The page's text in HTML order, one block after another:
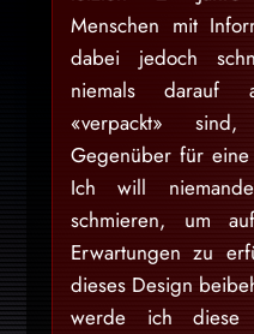
Menschen mit
dabei jedoch
niemals darauf
«verpackt»
Gegenüber für
Ich will
schmieren, um
Erwartungen zu
dieses Design
werde ich diese